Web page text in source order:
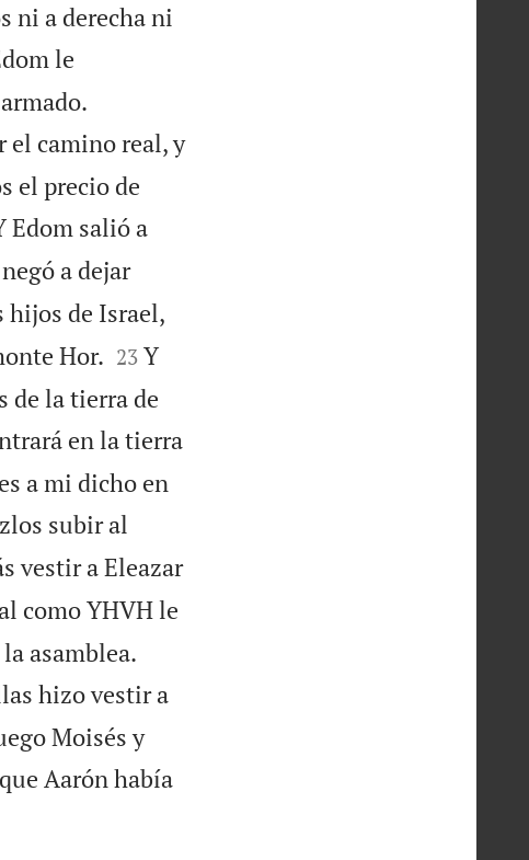
ni a derecha ni
le

el camino real, y
el precio de
Edom salió a
a dejar
hijos de Israel,
Hor.
23 Y
de la tierra de
en la tierra
a mi dicho en
subir al
vestir a Eleazar
como YHVH le
asamblea.
hizo vestir a
Moisés y
Aarón había